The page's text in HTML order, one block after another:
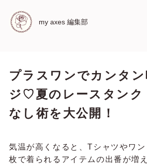
my axes 編集部
プラスワンでカンタ
ジ♡夏のレースタンク
なし術を大公開！
気温が高くなると、Tシャツやワ
枚で着られるアイテムの出番が増